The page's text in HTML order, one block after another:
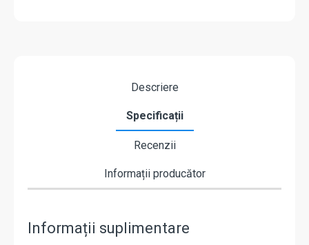
Descriere
Specificații
Recenzii
Informații producător
Informații suplimentare